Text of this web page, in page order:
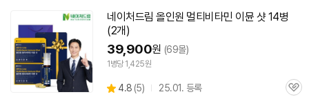
네이처드림 올인원 멀티비타민 이뮨 샷 14병
(2개)
39,900원 (69몰)
1병당 1,425원
별
4.8 (상
5) 25.01. 등록
관